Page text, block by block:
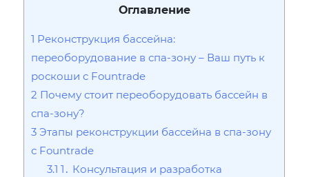
Оглавление
1 Реконструкция бассейна:
переоборудование в спа-зону – Ваш путь к
роскоши с Fountrade
2 Почему стоит переоборудовать бассейн в
спа-зону?
3 Этапы реконструкции бассейна в спа-зону
с Fountrade
3.1 1․ Консультация и разработка